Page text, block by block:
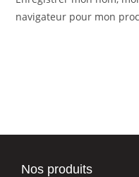
navigateur pour mon
Nos produits